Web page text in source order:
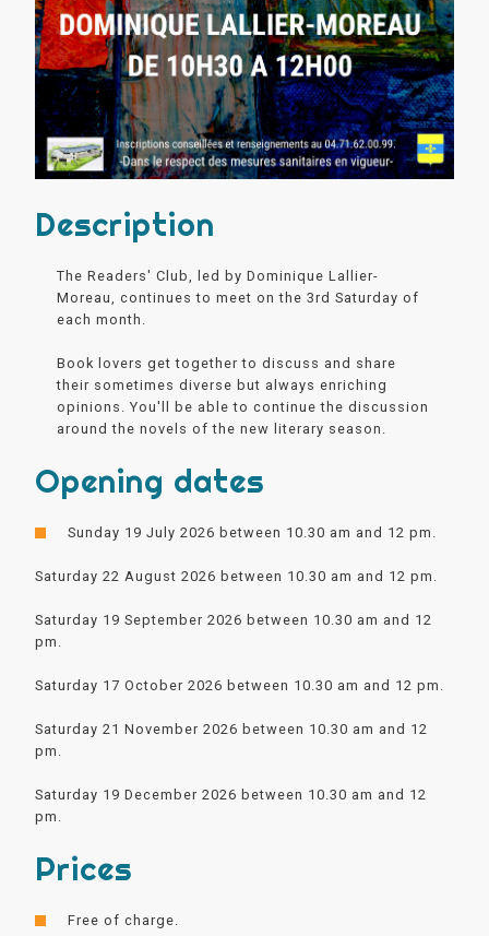
Description
The Readers' Club, led by Dominique Lallier-
Moreau, continues to meet on the 3rd Saturday of
each month.
Book lovers get together to discuss and share
their sometimes diverse but always enriching
opinions. You'll be able to continue the discussion
around the novels of the new literary season.
Opening dates
Sunday 19 July 2026 between 10.30 am and 12 pm.
Saturday 22 August 2026 between 10.30 am and 12 pm.
Saturday 19 September 2026 between 10.30 am and 12
pm.
Saturday 17 October 2026 between 10.30 am and 12 pm.
Saturday 21 November 2026 between 10.30 am and 12
pm.
Saturday 19 December 2026 between 10.30 am and 12
pm.
Prices
Free of charge.